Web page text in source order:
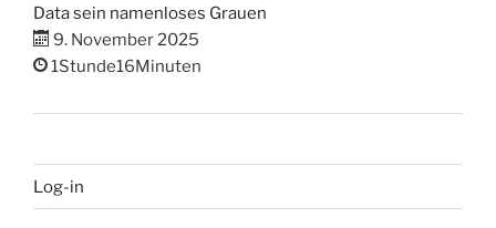
Data sein namenloses Grauen
9. November 2025
1Stunde16Minuten
Log-in